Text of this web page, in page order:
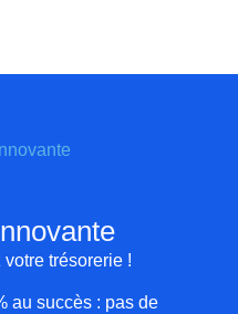
trésorerie !
au succès : pas de